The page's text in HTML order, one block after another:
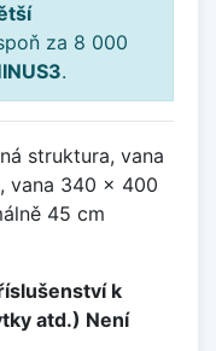
za 8 000
.
struktura, vana
vana 340 x 400
45 cm
k
atd.) Není